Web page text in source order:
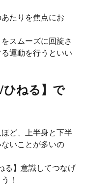
たりを焦点にお
スムーズに回旋さ
運動を行うといい
ねる】で
ど、上半身と下半
いことが多いの
る】意識してつなげ
！